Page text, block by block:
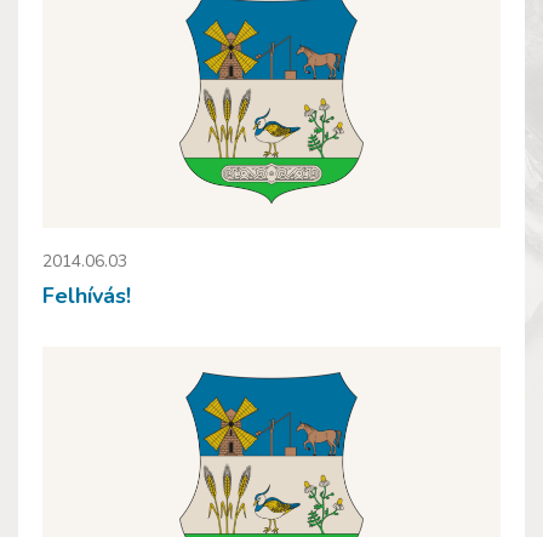
2014.06.03
Felhívás!